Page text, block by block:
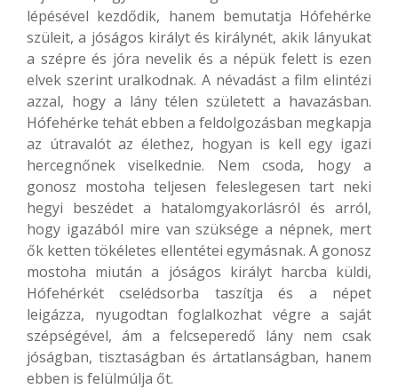
lépésével kezdődik, hanem bemutatja Hófehérke
szüleit, a jóságos királyt és királynét, akik lányukat
a szépre és jóra nevelik és a népük felett is ezen
elvek szerint uralkodnak. A névadást a film elintézi
azzal, hogy a lány télen született a havazásban.
Hófehérke tehát ebben a feldolgozásban megkapja
az útravalót az élethez, hogyan is kell egy igazi
hercegnőnek viselkednie. Nem csoda, hogy a
gonosz mostoha teljesen feleslegesen tart neki
hegyi beszédet a hatalomgyakorlásról és arról,
hogy igazából mire van szüksége a népnek, mert
ők ketten tökéletes ellentétei egymásnak. A gonosz
mostoha miután a jóságos királyt harcba küldi,
Hófehérkét cselédsorba taszítja és a népet
leigázza, nyugodtan foglalkozhat végre a saját
szépségével, ám a felcseperedő lány nem csak
jóságban, tisztaságban és ártatlanságban, hanem
ebben is felülmúlja őt.